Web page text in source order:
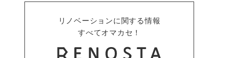
リノベーションに関する情報
すべてオマカセ！